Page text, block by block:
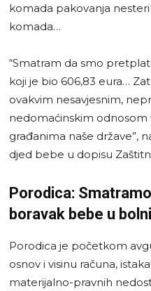
komada pakovanja
komada…
“Smatram da smo
koji je bio 606,83 eura…
ovakvim nesavjesnim,
nedomaćinskim odnosom
građanima naše države”,
djed bebe u dopisu
Porodica:
boravak bebe u
Porodica je početkom
osnov i visinu računa,
materijalno-pravnih